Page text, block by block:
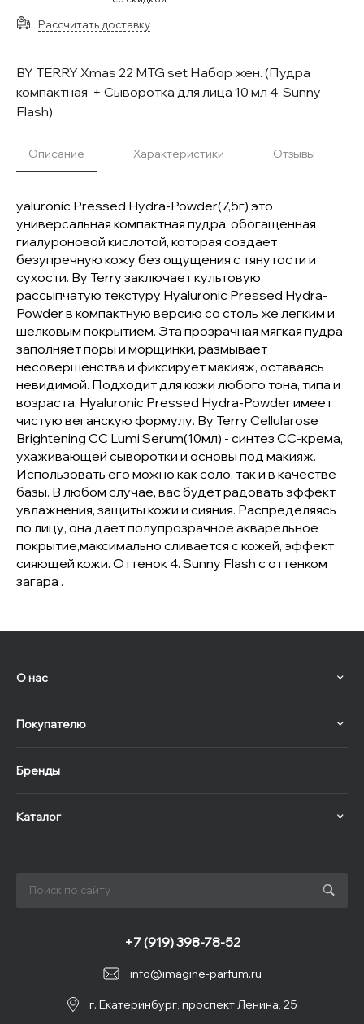
Рассчитать доставку
BY TERRY Xmas 22 MTG set Набор жен. (Пудра
компактная + Сыворотка для лица 10 мл 4. Sunny
Flash)
Описание Характеристики Отзывы
yaluronic Pressed Hydra-Powder(7,5г) это
универсальная компактная пудра, обогащенная
гиалуроновой кислотой, которая создает
безупречную кожу без ощущения с тянутости и
сухости. By Terry заключает культовую
рассыпчатую текстуру Hyaluronic Pressed Hydra-
Powder в компактную версию со столь же легким и
шелковым покрытием. Эта прозрачная мягкая пудра
заполняет поры и морщинки, размывает
несовершенства и фиксирует макияж, оставаясь
невидимой. Подходит для кожи любого тона, типа и
возраста. Hyaluronic Pressed Hydra-Powder имеет
чистую веганскую формулу. By Terry Cellularose
Brightening CC Lumi Serum(10мл) - синтез СС-крема,
ухаживающей сыворотки и основы под макияж.
Использовать его можно как соло, так и в качестве
базы. В любом случае, вас будет радовать эффект
увлажнения, защиты кожи и сияния. Распределяясь
по лицу, она дает полупрозрачное акварельное
покрытие,максимально сливается с кожей, эффект
сияющей кожи. Оттенок 4. Sunny Flash с оттенком
загара .
О нас
Покупателю
Бренды
Каталог
info@imagine-parfum.ru
+7 (919) 398-78-52
г. Екатеринбург, проспект Ленина, 25